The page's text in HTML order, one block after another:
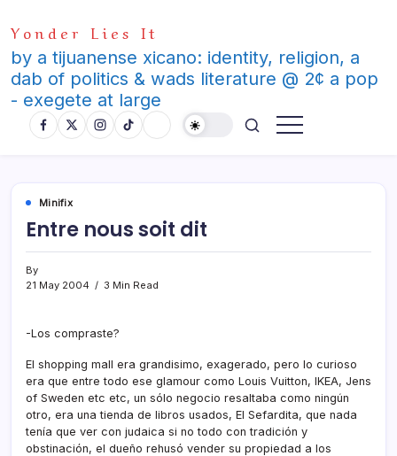
to
content
Yonder Lies It
by a tijuanense xicano: identity, religion, a
dab of politics & wads literature @ 2¢ a pop
- exegete at large
Minifix
Entre nous soit dit
By
21 May 2004
3 Min Read
-Los compraste?
El shopping mall era grandisimo, exagerado, pero lo curioso
era que entre todo ese glamour como Louis Vuitton, IKEA, Jens
of Sweden etc etc, un sólo negocio resaltaba como ningún
otro, era una tienda de libros usados, El Sefardita, que nada
tení­a que ver con judaica si no todo con tradición y
obstinación, el dueño rehusó vender su propiedad a los